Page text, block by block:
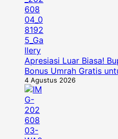
Apresiasi Luar Biasa!
Bonus Umrah Gratis
4 Agustus 2026